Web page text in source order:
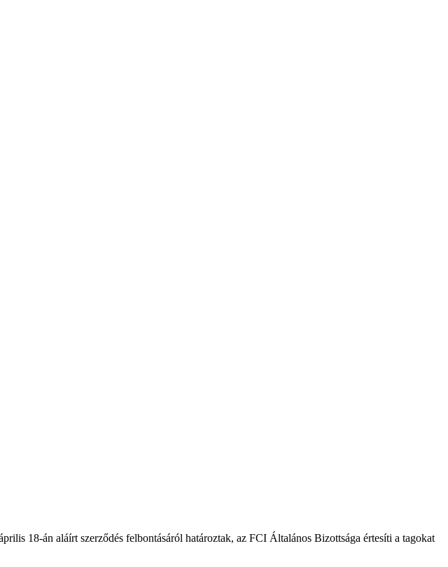
18-án aláírt szerződés felbontásáról határoztak, az FCI Általános Bizottsága értesíti a tagokat